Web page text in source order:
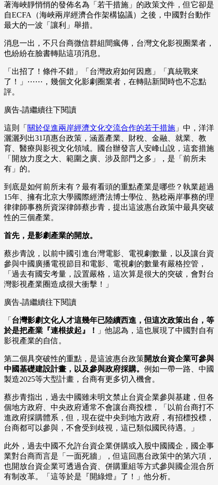
著海峽靜悄悄的發佈名為「若干措施」的政策文件，但它卻是
自ECFA（海峽兩岸經濟合作架構協議）之後，中國對台動作
最大的一波「讓利」舉措。
消息一出，不只台商微信群組間瘋傳，台灣文化影視圈業者，
也紛紛在臉書轉貼這項消息。
「出招了！條件不錯」「台灣政府如何因應」「真統戰來
了！」⋯⋯，幾個文化影劇圈業者，在轉貼新聞時也不忘點
評。
廣告-請繼續往下閱讀
這則「 關於促進兩岸經濟文化交流合作的若干措施 」中，洋洋
灑灑列出31項惠台政策，涵蓋產業、財稅、金融、就業、教
育、醫療與影視文化領域。國台辦發言人安峰山說，這套措施
「開放力度之大、範圍之廣、涉及部門之多」，是「前所未
有」的。
到底是如何前所未有？最有看頭的重點產業是哪些？執業超過
15年、擁有北京大學國際經濟法博士學位、熟稔兩岸事務的理
律律師事務所資深律師蔡步青，提出這波惠台政策中最具突破
性的三個產業。
首先，是影劇產業的開放。
蔡步青說，以前中國引進台灣電影、電視劇數量，以及讓台資
參與中國廣播電視節目和電影、電視劇的數量有嚴格控管，
「過去有國安考量，設置嚴格，這次算是很大的突破，會對台
灣影視產業圈造成很大衝擊！」
廣告-請繼續往下閱讀
「 台灣影劇文化人才這幾年已陸續西進，但這次政策出台，等
於是把產業『連根拔起』！
」他認為，這也展現了中國對自有
影視產業的自信。
第二個具突破性的重點，是這波惠台政策開放台資企業可參與
中國基礎建設計畫，以及參與政府採購。 例如一帶一路、中國
製造2025等大型計畫，台商有更多切入機會。
蔡步青指出，過去中國雖未明文禁止台資企業參與基建，但各
個地方政府、中央政府通常不會讓台商投標，「以前台商打不
進政府採購體系，但，現在從中央到地方政府，有招標投標，
台商都可以參與，不會受到歧視，這已類似國民待遇。」
此外，過去中國不允許台資企業併購或入股中國國企，國企事
業對台商而言是「一面死牆」，但這回惠台政策中的第六項，
也開放台資企業可透過合資、併購重組等方式參與國企混合所
有制改革。「這等於是『開綠燈』了！」他分析。